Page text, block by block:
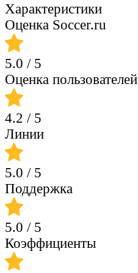
Характеристики
Оценка Soccer.ru
5.0 / 5
Оценка пользователей
4.2 / 5
Линии
5.0 / 5
Поддержка
5.0 / 5
Коэффициенты